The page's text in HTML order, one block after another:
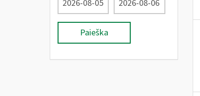
Paieška